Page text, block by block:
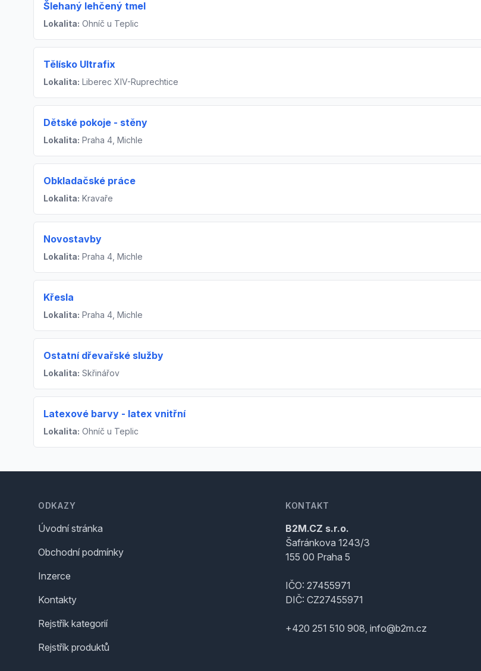
Šlehaný lehčený tmel
Lokalita: Ohníč u Teplic
Tělísko Ultrafix
Lokalita: Liberec XIV-Ruprechtice
Dětské pokoje - stěny
Lokalita: Praha 4, Michle
Obkladačské práce
Lokalita: Kravaře
Novostavby
Lokalita: Praha 4, Michle
Křesla
Lokalita: Praha 4, Michle
Ostatní dřevařské služby
Lokalita: Skřinářov
Latexové barvy - latex vnitřní
Lokalita: Ohníč u Teplic
ODKAZY
Úvodní stránka
Obchodní podmínky
Inzerce
Kontakty
Rejstřík kategorií
Rejstřík produktů
KONTAKT
B2M.CZ s.r.o.
Šafránkova 1243/3
155 00 Praha 5
IČO: 27455971
DIČ: CZ27455971
+420 251 510 908, info@b2m.cz